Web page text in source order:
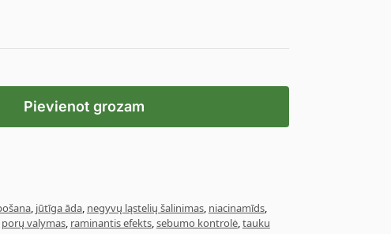
Pievienot grozam
, jūtīga āda, negyvų ląstelių šalinimas, niacinamīds,
porų valymas, raminantis efekts,sebumo kontrolė,tauku